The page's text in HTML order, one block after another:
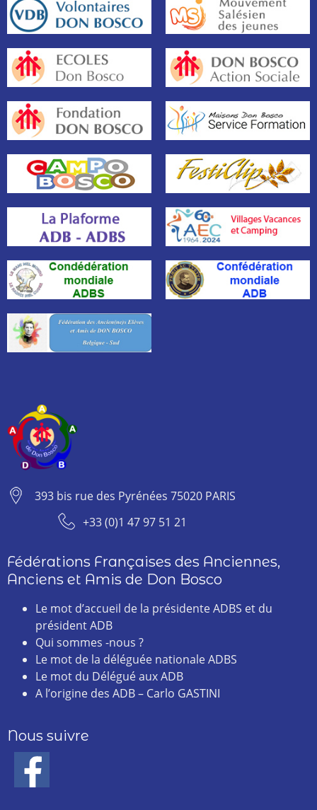
393 bis rue des Pyrénées 75020 PARIS
+33 (0)1 47 97 51 21
Fédérations Françaises des Anciennes,
Anciens et Amis de Don Bosco
Le mot d’accueil de la présidente ADBS et du
président ADB
Qui sommes -nous ?
Le mot de la déléguée nationale ADBS
Le mot du Délégué aux ADB
A l’origine des ADB – Carlo GASTINI
Nous suivre